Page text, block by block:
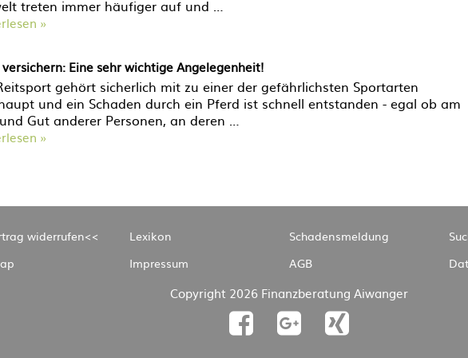
treten immer häufiger auf und …
»
Eine sehr wichtige Angelegenheit!
gehört sicherlich mit zu einer der gefährlichsten Sportarten
und ein Schaden durch ein Pferd ist schnell entstanden - egal ob am
Gut anderer Personen, an deren …
»
Navigation
überspringen
widerrufen<< Lexikon Schadensmeldung
Impressum AGB
Copyright 2026 Finanzberatung Aiwanger